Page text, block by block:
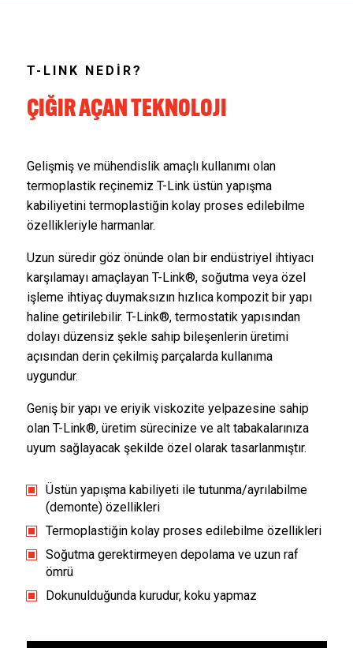
T-LINK NEDİR?
ÇIĞIR AÇAN TEKNOLOJI
Gelişmiş ve mühendislik amaçlı kullanımı olan
termoplastik reçinemiz T-Link üstün yapışma
kabiliyetini termoplastiğin kolay proses edilebilme
özellikleriyle harmanlar.
Uzun süredir göz önünde olan bir endüstriyel ihtiyacı
karşılamayı amaçlayan T-Link®, soğutma veya özel
işleme ihtiyaç duymaksızın hızlıca kompozit bir yapı
haline getirilebilir. T-Link®, termostatik yapısından
dolayı düzensiz şekle sahip bileşenlerin üretimi
açısından derin çekilmiş parçalarda kullanıma
uygundur.
Geniş bir yapı ve eriyik viskozite yelpazesine sahip
olan T-Link®, üretim sürecinize ve alt tabakalarınıza
uyum sağlayacak şekilde özel olarak tasarlanmıştır.
Üstün yapışma kabiliyeti ile tutunma/ayrılabilme
(demonte) özellikleri
Termoplastiğin kolay proses edilebilme özellikleri
Soğutma gerektirmeyen depolama ve uzun raf
ömrü
Dokunulduğunda kurudur, koku yapmaz